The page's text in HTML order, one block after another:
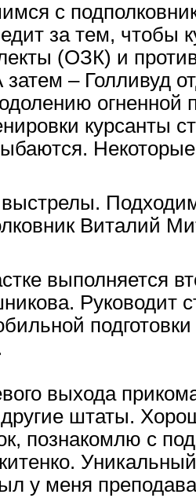
с
за тем, чтобы
(ОЗК) и
затем – Голливуд
курсанты
Виталий
выполняется
Руководит
выхода
штаты.
познакомлю с
у меня